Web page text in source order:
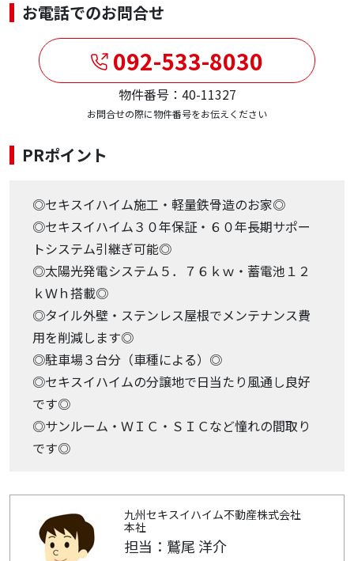
お電話でのお問合せ
092-533-8030
物件番号：40-11327
お問合せの際に物件番号をお伝えください
PRポイント
◎セキスイハイム施工・軽量鉄骨造のお家◎
◎セキスイハイム３０年保証・６０年長期サポー
トシステム引継ぎ可能◎
◎太陽光発電システム５．７６ｋｗ・蓄電池１２
ｋＷｈ搭載◎
◎タイル外壁・ステンレス屋根でメンテナンス費
用を削減します◎
◎駐車場３台分（車種による）◎
◎セキスイハイムの分譲地で日当たり風通し良好
です◎
◎サンルーム・ＷＩＣ・ＳＩＣなど憧れの間取り
です◎
九州セキスイハイム不動産株式会社
本社
担当：鷲尾 洋介